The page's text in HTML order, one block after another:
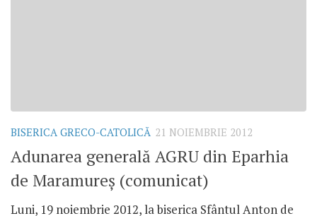
BISERICA GRECO-CATOLICĂ 21 NOIEMBRIE 2012
Adunarea generală AGRU din Eparhia
de Maramureş (comunicat)
Luni, 19 noiembrie 2012, la biserica Sfântul Anton de